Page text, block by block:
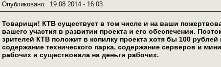
Опубликовано: 19.08.2014 - 16:03
Товарищи! КТВ существует в том числе и на ваши
вашего участия в развитии проекта и его обеспечении.
зрителей КТВ положит в копилку проекта хотя бы 100
содержание технического парка, содержание серверов и
рабочих и существовала на деньги рабочих.